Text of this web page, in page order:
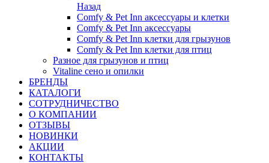
Назад
Comfy & Pet Inn аксессуары и клетки
Comfy & Pet Inn аксессуары
Comfy & Pet Inn клетки для грызунов
Comfy & Pet Inn клетки для птиц
Разное для грызунов и птиц
Vitaline сено и опилки
БРЕНДЫ
КАТАЛОГИ
СОТРУДНИЧЕСТВО
О КОМПАНИИ
ОТЗЫВЫ
НОВИНКИ
АКЦИИ
КОНТАКТЫ